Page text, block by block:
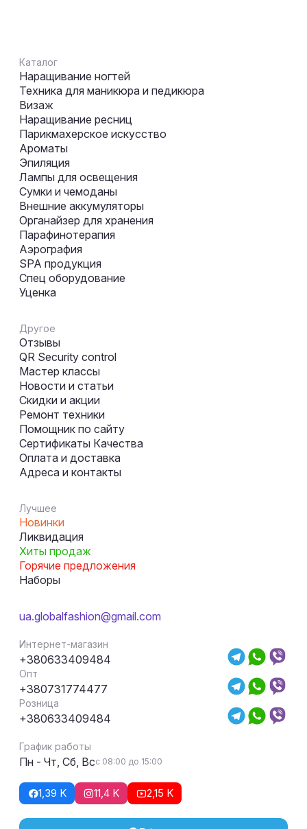
Каталог
Наращивание ногтей
Техника для маникюра и педикюра
Визаж
Наращивание ресниц
Парикмахерское искусство
Ароматы
Эпиляция
Лампы для освещения
Сумки и чемоданы
Внешние аккумуляторы
Органайзер для хранения
Парафинотерапия
Аэрография
SPA продукция
Спец оборудование
Уценка
Другое
Отзывы
QR Security control
Мастер классы
Новости и статьи
Скидки и акции
Ремонт техники
Помощник по сайту
Сертификаты Качества
Оплата и доставка
Адреса и контакты
Лучшее
Новинки
Ликвидация
Хиты продаж
Горячие предложения
Наборы
ua.globalfashion@gmail.com
Интернет-магазин
+380633409484
Опт
+380731774477
Розница
+380633409484
График работы
Пн - Чт, Сб, Всс 08:00 до 15:00
1,39 K 11,4 K 2,15 K